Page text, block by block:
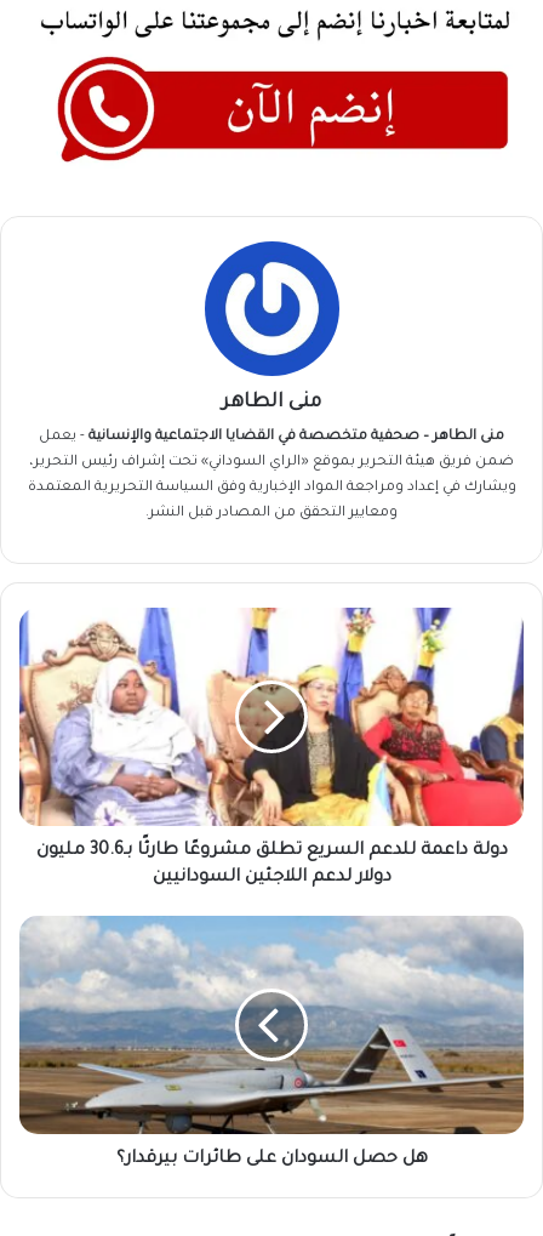
منى الطاهر
منى الطاهر – صحفية متخصصة في القضايا الاجتماعية والإنسانية - يعمل
ضمن فريق هيئة التحرير بموقع «الراي السوداني» تحت إشراف رئيس التحرير،
ويشارك في إعداد ومراجعة المواد الإخبارية وفق السياسة التحريرية المعتمدة
ومعايير التحقق من المصادر قبل النشر.
دولة
داعمة
للدعم
السريع
تطلق
مشروعًا
طارئًا
بـ30.6
مليون
دولار
السودانيين
دولة داعمة للدعم السريع تطلق مشروعًا طارئًا بـ30.6 مليون
دولار لدعم اللاجئين السودانيين
هل
حصل
السودان
على
طائرات
بيرقدار؟
هل حصل السودان على طائرات بيرقدار؟